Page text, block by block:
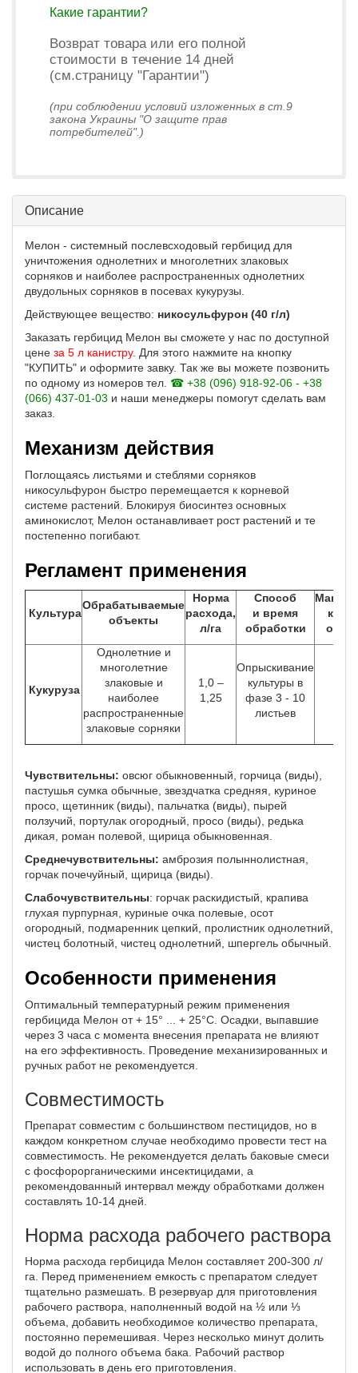
Какие гарантии?
Возврат товара или его полной
стоимости в течение 14 дней
(см.страницу "Гарантии")
(при соблюдении условий изложенных в ст.9
закона Украины "О защите прав
потребителей".)
Описание
Мелон - системный послевсходовый гербицид для
уничтожения однолетних и многолетних злаковых
сорняков и наиболее распространенных однолетних
двудольных сорняков в посевах кукурузы.
Действующее вещество: никосульфурон (40 г/л)
Заказать гербицид Мелон вы сможете у нас по доступной
цене за 5 л канистру. Для этого нажмите на кнопку
"КУПИТЬ" и оформите завку. Так же вы можете позвонить
по одному из номеров тел. ☎ +38 (096) 918-92-06 - +38
(066) 437-01-03 и наши менеджеры помогут сделать вам
заказ.
Механизм действия
Поглощаясь листьями и стеблями сорняков
никосульфурон быстро перемещается к корневой
системе растений. Блокируя биосинтез основных
аминокислот, Мелон останавливает рост растений и те
постепенно погибают.
Регламент применения
Культура
Обрабатываемые
объекты
Норма
расхода,
л/га
Способ
и время
обработки
Кукуруза
Однолетние и
многолетние
злаковые и
наиболее
распространенные
злаковые сорняки
1,0 –
1,25
Опрыскивание
культуры в
фазе 3 - 10
листьев
Чувствительны: овсюг обыкновенный, горчица (виды),
пастушья сумка обычные, звездчатка средняя, ​​куриное
просо, щетинник (виды), пальчатка (виды), пырей
ползучий, портулак огородный, просо (виды), редька
дикая, роман полевой, щирица обыкновенная.
Среднечувствительны: амброзия полыннолистная,
горчак почечуйный, щирица (виды).
Слабочувствительны: горчак раскидистый, крапива
глухая пурпурная, куриные очка полевые, осот
огородный, подмаренник цепкий, пролистник однолетний,
чистец болотный, чистец однолетний, шпергель обычный.
Особенности применения
Оптимальный температурный режим применения
гербицида Мелон от + 15° ... + 25°C. Осадки, выпавшие
через 3 часа с момента внесения препарата не влияют
на его эффективность. Проведение механизированных и
ручных работ не рекомендуется.
Совместимость
Препарат совместим с большинством пестицидов, но в
каждом конкретном случае необходимо провести тест на
совместимость. Не рекомендуется делать баковые смеси
с фосфорорганическими инсектицидами, а
рекомендованный интервал между обработками должен
составлять 10-14 дней.
Норма расхода рабочего раствора
Норма расхода гербицида Мелон составляет 200-300 л/
га. Перед применением емкость с препаратом следует
тщательно размешать. В резервуар для приготовления
рабочего раствора, наполненный водой на ½ или ⅓
объема, добавить необходимое количество препарата,
постоянно перемешивая. Через несколько минут долить
водой до полного объема бака. Рабочий раствор
использовать в день его приготовления.